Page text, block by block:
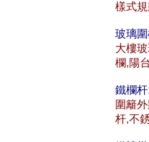
樣式
玻璃
大樓
欄,陽
鐵欄
圍籬
杆,不